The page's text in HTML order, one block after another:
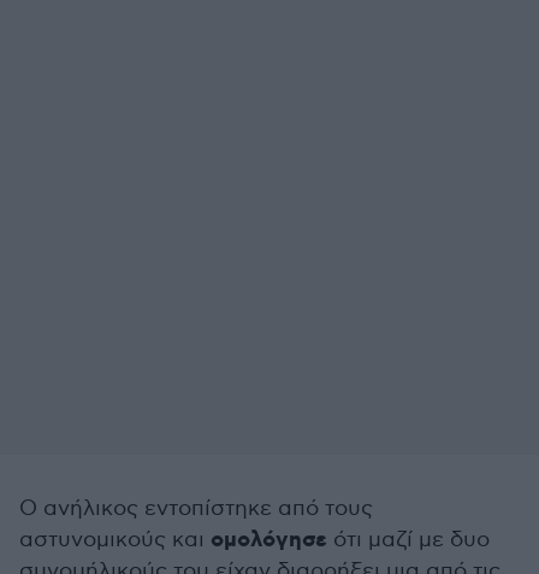
Ο ανήλικος εντοπίστηκε από τους
αστυνομικούς και ομολόγησε ότι μαζί με δυο